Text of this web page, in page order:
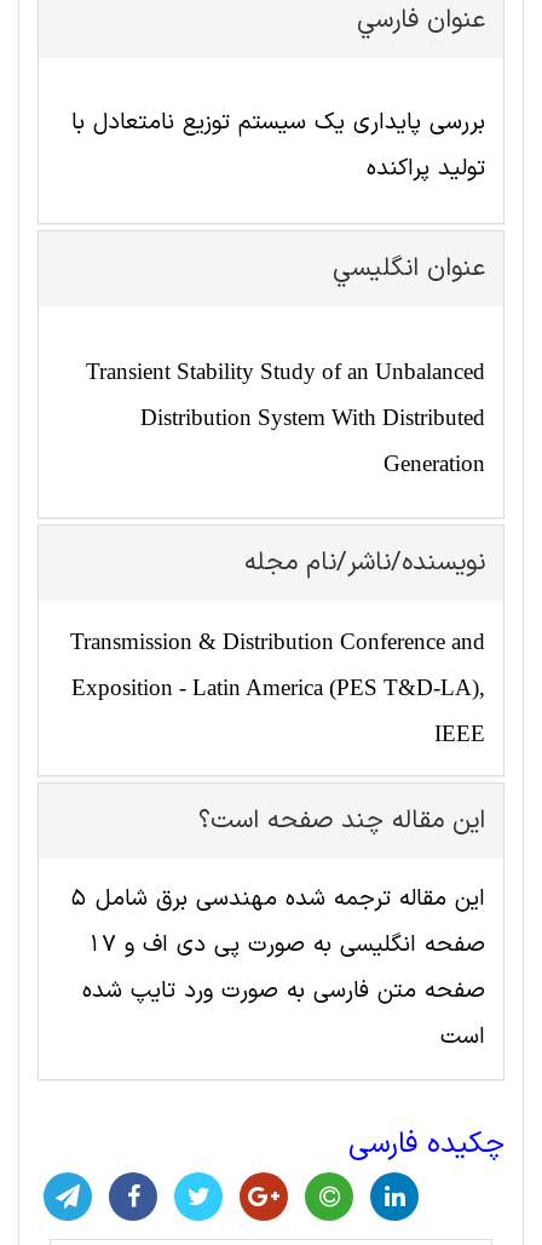
عنوان فارسي
بررسی پایداری یک سیستم توزیع نامتعادل با
تولید پراکنده
عنوان انگليسي
Transient Stability Study of an Unbalanced
Distribution System With Distributed
Generation
نویسنده/ناشر/نام مجله
Transmission & Distribution Conference and
Exposition - Latin America (PES T&D-LA),
IEEE
این مقاله چند صفحه است؟
این مقاله ترجمه شده مهندسی برق شامل 5
صفحه انگلیسی به صورت پی دی اف و 17
صفحه متن فارسی به صورت ورد تایپ شده
است
چکیده فارسی